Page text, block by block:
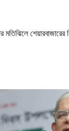
মতিঝিলে শেয়ারবাজারের